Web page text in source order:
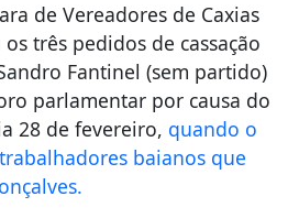
de Vereadores de Caxias
três pedidos de cassação
Fantinel (sem partido)
parlamentar por causa do
28 de fevereiro, quando o
baianos que